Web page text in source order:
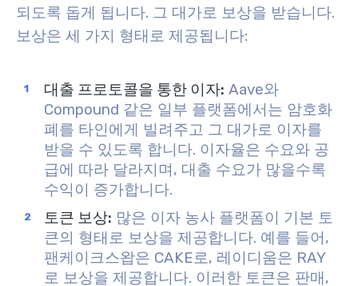
되도록 돕게 됩니다. 그 대가로 보상을 받습니다.
보상은 세 가지 형태로 제공됩니다:
대출 프로토콜을 통한 이자: Aave와
Compound 같은 일부 플랫폼에서는 암호화
폐를 타인에게 빌려주고 그 대가로 이자를
받을 수 있도록 합니다. 이자율은 수요와 공
급에 따라 달라지며, 대출 수요가 많을수록
수익이 증가합니다.
토큰 보상: 많은 이자 농사 플랫폼이 기본 토
큰의 형태로 보상을 제공합니다. 예를 들어,
팬케이크스왑은 CAKE로, 레이디움은 RAY
로 보상을 제공합니다. 이러한 토큰은 판매,